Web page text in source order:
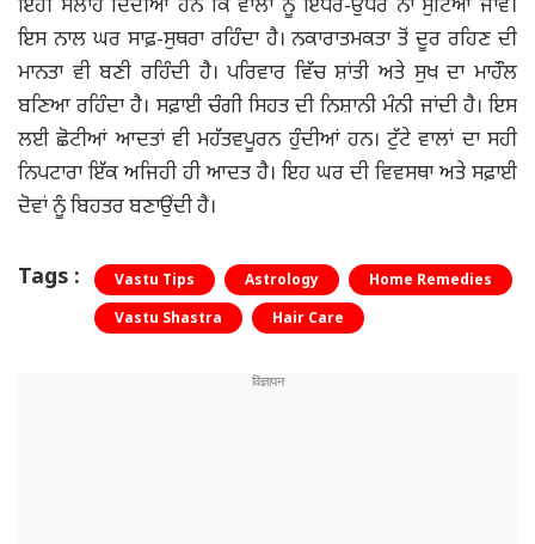
ਇਹੀ ਸਲਾਹ ਦਿੰਦੀਆਂ ਹਨ ਕਿ ਵਾਲਾਂ ਨੂੰ ਇੱਧਰ-ਉੱਧਰ ਨਾ ਸੁੱਟਿਆ ਜਾਵੇ।
ਇਸ ਨਾਲ ਘਰ ਸਾਫ਼-ਸੁਥਰਾ ਰਹਿੰਦਾ ਹੈ। ਨਕਾਰਾਤਮਕਤਾ ਤੋਂ ਦੂਰ ਰਹਿਣ ਦੀ
ਮਾਨਤਾ ਵੀ ਬਣੀ ਰਹਿੰਦੀ ਹੈ। ਪਰਿਵਾਰ ਵਿੱਚ ਸ਼ਾਂਤੀ ਅਤੇ ਸੁਖ ਦਾ ਮਾਹੌਲ
ਬਣਿਆ ਰਹਿੰਦਾ ਹੈ। ਸਫ਼ਾਈ ਚੰਗੀ ਸਿਹਤ ਦੀ ਨਿਸ਼ਾਨੀ ਮੰਨੀ ਜਾਂਦੀ ਹੈ। ਇਸ
ਲਈ ਛੋਟੀਆਂ ਆਦਤਾਂ ਵੀ ਮਹੱਤਵਪੂਰਨ ਹੁੰਦੀਆਂ ਹਨ। ਟੁੱਟੇ ਵਾਲਾਂ ਦਾ ਸਹੀ
ਨਿਪਟਾਰਾ ਇੱਕ ਅਜਿਹੀ ਹੀ ਆਦਤ ਹੈ। ਇਹ ਘਰ ਦੀ ਵਿਵਸਥਾ ਅਤੇ ਸਫ਼ਾਈ
ਦੋਵਾਂ ਨੂੰ ਬਿਹਤਰ ਬਣਾਉਂਦੀ ਹੈ।
Tags : Vastu Tips Astrology
Home Remedies
Vastu Shastra
Hair Care